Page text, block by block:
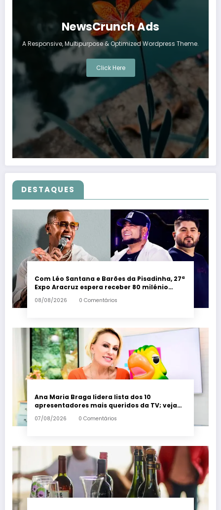
NewsCrunch Ads
A Responsive, Multipurpose & Optimized Wordpress Theme.
Click Here
DESTAQUES
Com Léo Santana e Barões da Pisadinha, 27ª
Expo Aracruz espera receber 80 milénio
visitantes por dia – Em Dia ES
08/08/2026 0 Comentários
Ana Maria Braga lidera lista dos 10
apresentadores mais queridos da TV; veja
ranking – Em Dia ES
07/08/2026 0 Comentários